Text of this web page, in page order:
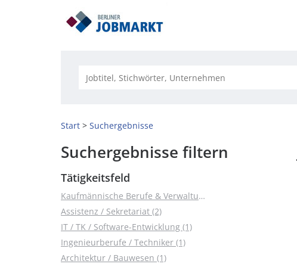
Start Suchergebnisse
Suchergebnisse filtern
Tätigkeitsfeld
Kaufmännische Berufe & Verwaltung (5)
Assistenz / Sekretariat (2)
IT / TK / Software-Entwicklung (1)
Ingenieurberufe / Techniker (1)
Architektur / Bauwesen (1)